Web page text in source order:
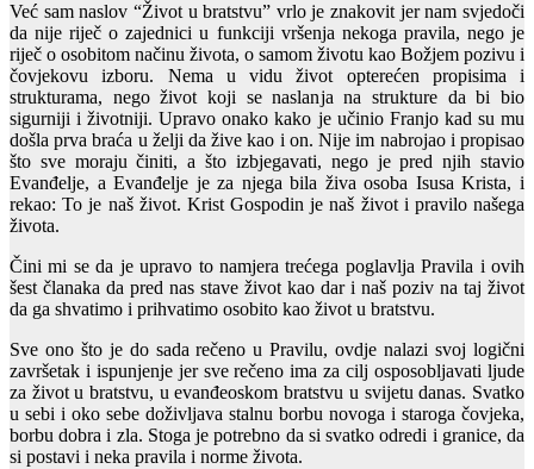
Već sam naslov “Život u bratstvu” vrlo je znakovit jer nam svjedoči
da nije riječ o zajednici u funkciji vršenja nekoga pravila, nego je
riječ o osobitom načinu života, o samom životu kao Božjem pozivu i
čovjekovu izboru. Nema u vidu život opterećen propisima i
strukturama, nego život koji se naslanja na strukture da bi bio
sigurniji i životniji. Upravo onako kako je učinio Franjo kad su mu
došla prva braća u želji da žive kao i on. Nije im nabrojao i propisao
što sve moraju činiti, a što izbjegavati, nego je pred njih stavio
Evanđelje, a Evanđelje je za njega bila živa osoba Isusa Krista, i
rekao: To je naš život. Krist Gospodin je naš život i pravilo našega
života.
Čini mi se da je upravo to namjera trećega poglavlja Pravila i ovih
šest članaka da pred nas stave život kao dar i naš poziv na taj život
da ga shvatimo i prihvatimo osobito kao život u bratstvu.
Sve ono što je do sada rečeno u Pravilu, ovdje nalazi svoj logični
završetak i ispunjenje jer sve rečeno ima za cilj osposobljavati ljude
za život u bratstvu, u evanđeoskom bratstvu u svijetu danas. Svatko
u sebi i oko sebe doživljava stalnu borbu novoga i staroga čovjeka,
borbu dobra i zla. Stoga je potrebno da si svatko odredi i granice, da
si postavi i neka pravila i norme života.